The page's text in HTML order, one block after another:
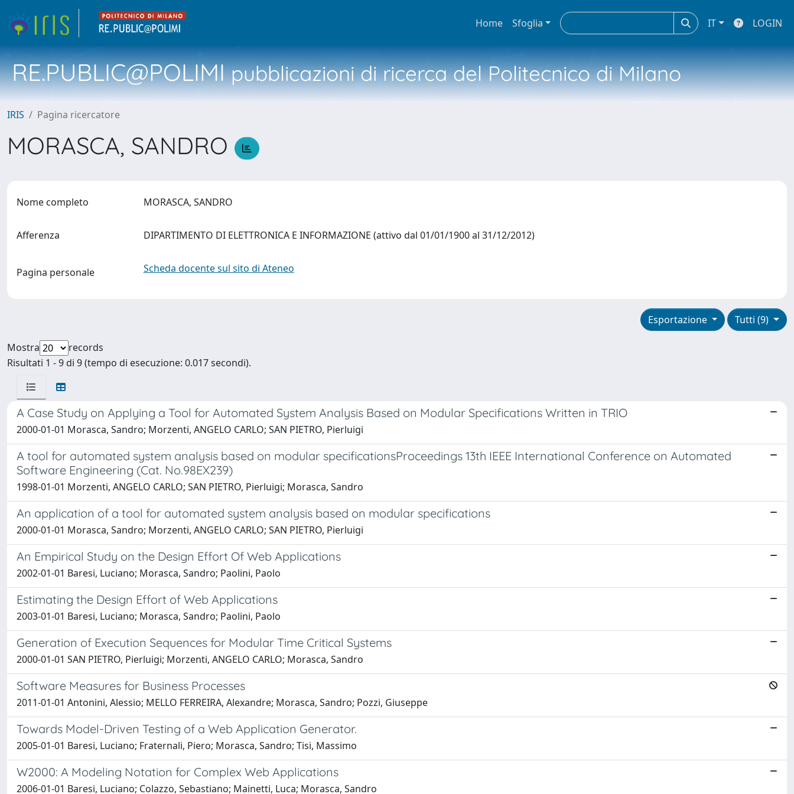
Home Sfoglia IT LOGIN
RE.PUBLIC@POLIMIpubblicazioni di ricerca del Politecnico di Milano
IRIS Pagina ricercatore
MORASCA, SANDRO
Nome completo MORASCA, SANDRO
Afferenza DIPARTIMENTO DI ELETTRONICA E INFORMAZIONE (attivo dal 01/01/1900 al 31/12/2012)
Pagina personale Scheda docente sul sito di Ateneo
Tutti (9)
Esportazione
Mostra
records
Risultati 1 - 9 di 9 (tempo di esecuzione: 0.017 secondi).
A Case Study on Applying a Tool for Automated System Analysis Based on Modular Specifications Written in TRIO
2000-01-01 Morasca, Sandro; Morzenti, ANGELO CARLO; SAN PIETRO, Pierluigi
A tool for automated system analysis based on modular specificationsProceedings 13th IEEE International Conference on Automated
Software Engineering (Cat. No.98EX239)
1998-01-01 Morzenti, ANGELO CARLO; SAN PIETRO, Pierluigi; Morasca, Sandro
An application of a tool for automated system analysis based on modular specifications
2000-01-01 Morasca, Sandro; Morzenti, ANGELO CARLO; SAN PIETRO, Pierluigi
An Empirical Study on the Design Effort Of Web Applications
2002-01-01 Baresi, Luciano; Morasca, Sandro; Paolini, Paolo
Estimating the Design Effort of Web Applications
2003-01-01 Baresi, Luciano; Morasca, Sandro; Paolini, Paolo
Generation of Execution Sequences for Modular Time Critical Systems
2000-01-01 SAN PIETRO, Pierluigi; Morzenti, ANGELO CARLO; Morasca, Sandro
Software Measures for Business Processes
2011-01-01 Antonini, Alessio; MELLO FERREIRA, Alexandre; Morasca, Sandro; Pozzi, Giuseppe
Towards Model-Driven Testing of a Web Application Generator.
2005-01-01 Baresi, Luciano; Fraternali, Piero; Morasca, Sandro; Tisi, Massimo
W2000: A Modeling Notation for Complex Web Applications
2006-01-01 Baresi, Luciano; Colazzo, Sebastiano; Mainetti, Luca; Morasca, Sandro